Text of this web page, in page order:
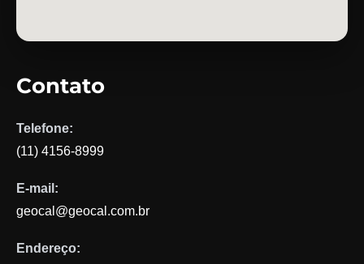
Contato
Telefone:
(11) 4156-8999
E-mail:
geocal@geocal.com.br
Endereço: